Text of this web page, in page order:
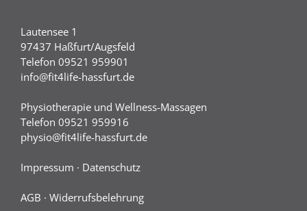
Lautensee 1
97437 Haßfurt/Augsfeld
Telefon 09521 959901
info@fit4life-hassfurt.de
Physiotherapie und Wellness-Massagen
Telefon 09521 959916
physio@fit4life-hassfurt.de
Impressum · Datenschutz
AGB · Widerrufsbelehrung